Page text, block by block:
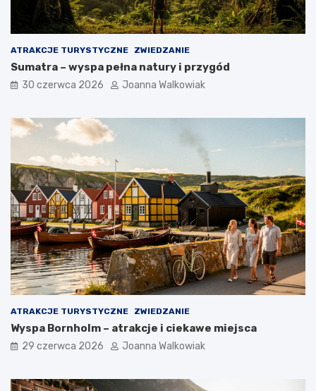
ATRAKCJE TURYSTYCZNE ZWIEDZANIE
Sumatra – wyspa pełna natury i przygód
30 czerwca 2026 Joanna Walkowiak
ATRAKCJE TURYSTYCZNE ZWIEDZANIE
Wyspa Bornholm – atrakcje i ciekawe miejsca
29 czerwca 2026 Joanna Walkowiak